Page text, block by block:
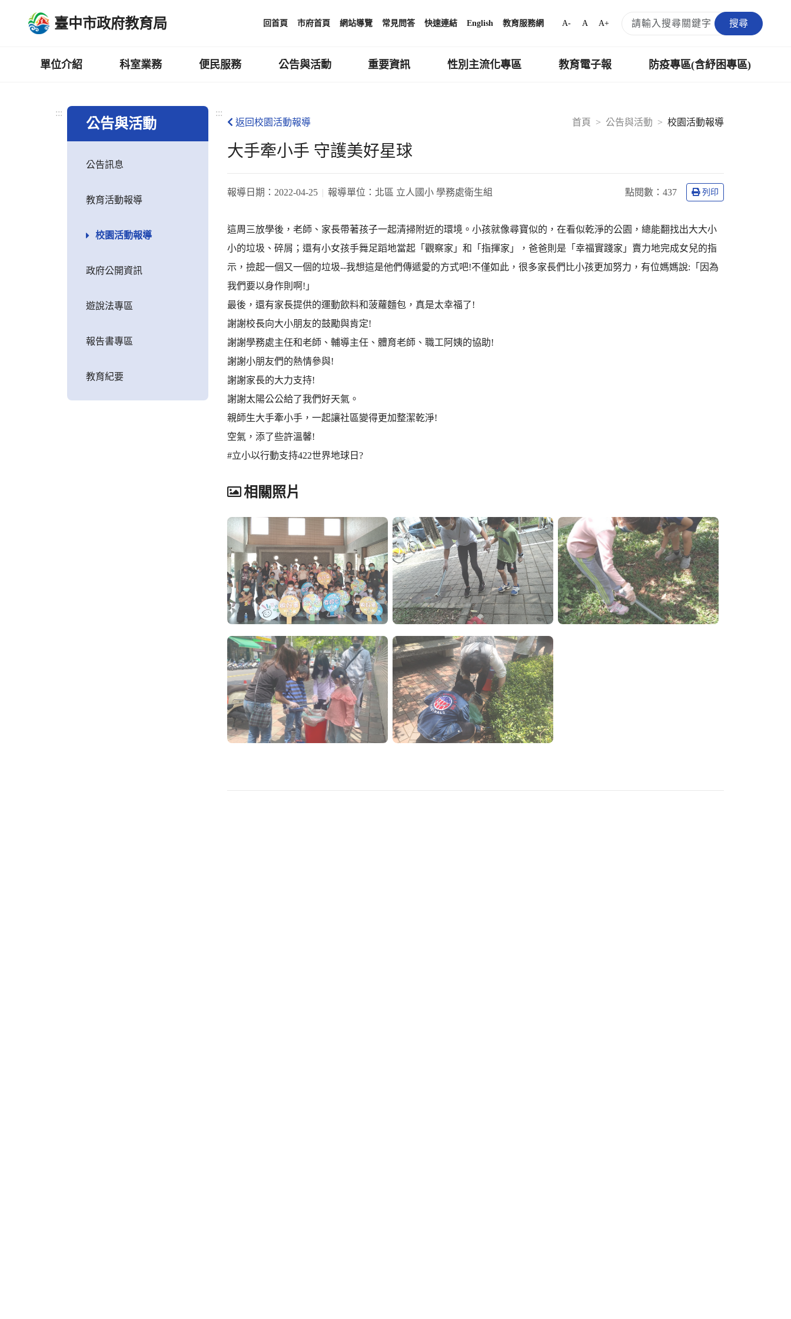
臺中市政府教育局 回首頁 市府首頁 網站導覽 常見問答 快速連結 English 教育服務網 A- A A+ 搜尋
單位介紹 科室業務 便民服務 公告與活動 重要資訊 性別主流化專區 教育電子報 防疫專區(含紓困專區)
:::
公告與活動
公告訊息
教育活動報導
校園活動報導
政府公開資訊
遊說法專區
報告書專區
教育紀要
:::
首頁
公告與活動 校園活動報導
返回校園活動報導
大手牽小手 守護美好星球
報導日期： 2022-04-25 報導單位： 北區 立人國小 學務處衛生組 點閱數： 437 列印
這周三放學後，老師、家長帶著孩子一起清掃附近的環境。小孩就像尋寶似的，在看似乾淨的公園，總能翻找出大大小
小的垃圾、碎屑；還有小女孩手舞足蹈地當起「觀察家」和「指揮家」，爸爸則是「幸福實踐家」賣力地完成女兒的指
示，撿起一個又一個的垃圾--我想這是他們傳遞愛的方式吧!不僅如此，很多家長們比小孩更加努力，有位媽媽說:「因為
我們要以身作則啊!」
最後，還有家長提供的運動飲料和菠蘿麵包，真是太幸福了!
謝謝校長向大小朋友的鼓勵與肯定!
謝謝學務處主任和老師、輔導主任、體育老師、職工阿姨的協助!
謝謝小朋友們的熱情參與!
謝謝家長的大力支持!
謝謝太陽公公給了我們好天氣。
親師生大手牽小手，一起讓社區變得更加整潔乾淨!
空氣，添了些許溫馨!
#立小以行動支持422世界地球日?
相關照片